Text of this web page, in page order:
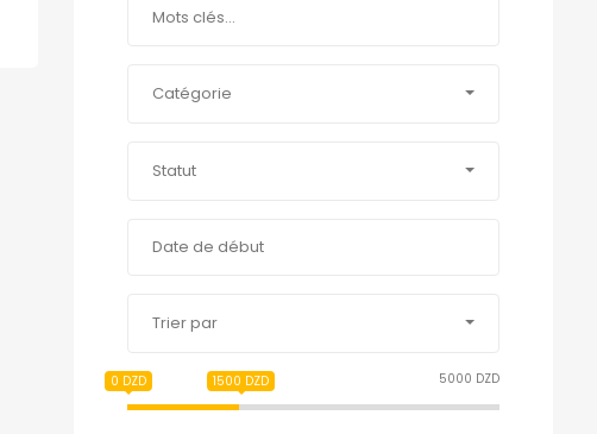
Catégorie
Statut
Trier par
5000 DZD
0 DZD 1500 DZD